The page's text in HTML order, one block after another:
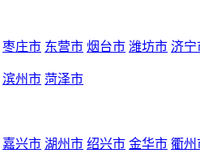
枣庄市 东营市 烟台市 潍坊市 济宁
滨州市 菏泽市
嘉兴市 湖州市 绍兴市 金华市 衢州